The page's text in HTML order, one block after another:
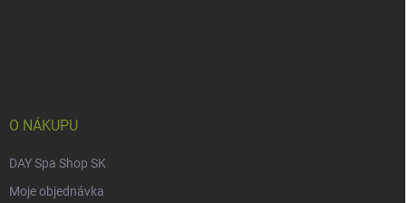
O NÁKUPU
DAY Spa Shop SK
Moje objednávka